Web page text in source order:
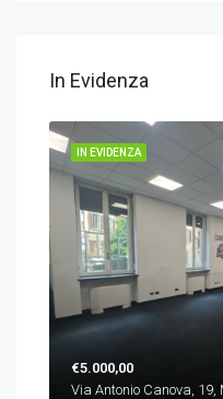
In Evidenza
IN EVIDENZA
€5.000,00
Via Antonio Canova,